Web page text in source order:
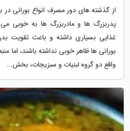
از گذشته های دور مصرف انواع بورانی
پدربزرگ ها و مادربزرگ ها به خوبی می
غذایی بسیاری داشته و باعث تقویت
بورانی ها ظاهر خوبی نداشته باشند، اما
واقع دو گروه لبنیات و سبزیجات، بخش...